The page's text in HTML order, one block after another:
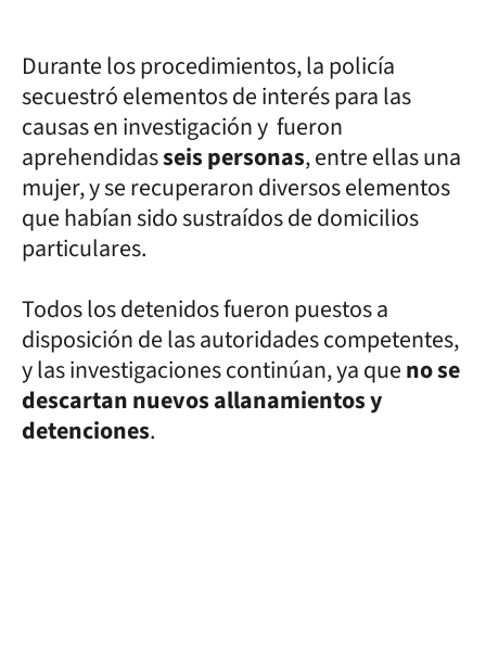
Durante los procedimientos, la policía
secuestró elementos de interés para las
causas en investigación y fueron
aprehendidasseis personas, entre ellas una
mujer, y se recuperaron diversos elementos
que habían sido sustraídos de domicilios
particulares.
Todos los detenidos fueron puestos a
disposición de las autoridades competentes,
y las investigaciones continúan, ya queno se
descartan nuevos allanamientos y
detenciones.